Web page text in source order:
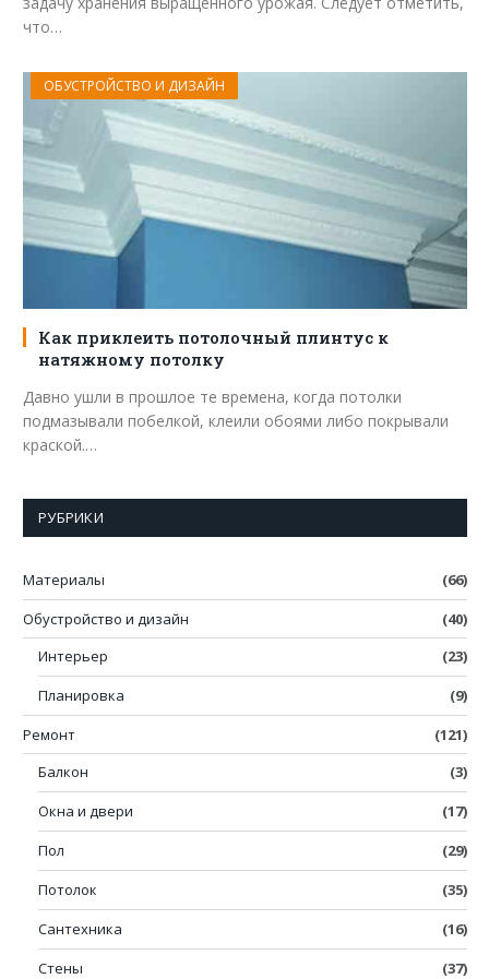
что…
ОБУСТРОЙСТВО И ДИЗАЙН
Как приклеить потолочный плинтус к
натяжному потолку
Давно ушли в прошлое те времена, когда потолки
подмазывали побелкой, клеили обоями либо покрывали
краской.…
РУБРИКИ
Материалы
(66)
Обустройство и дизайн
(40)
Интерьер
(23)
Планировка
(9)
Ремонт
(121)
Балкон
(3)
Окна и двери
(17)
Пол
(29)
Потолок
(35)
Сантехника
(16)
Стены
(37)